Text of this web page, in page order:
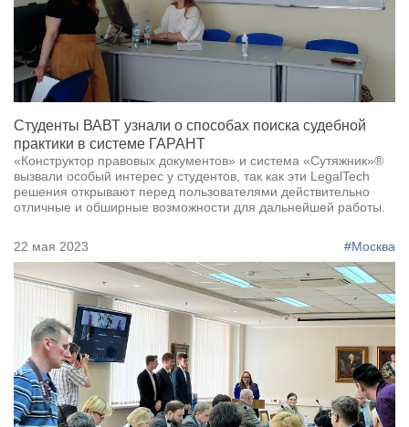
Студенты ВАВТ узнали о способах поиска судебной
практики в системе ГАРАНТ
«Конструктор правовых документов» и система «Сутяжник»®
вызвали особый интерес у студентов, так как эти LegalTech
решения открывают перед пользователями действительно
отличные и обширные возможности для дальнейшей работы.
22 мая 2023 #Москва